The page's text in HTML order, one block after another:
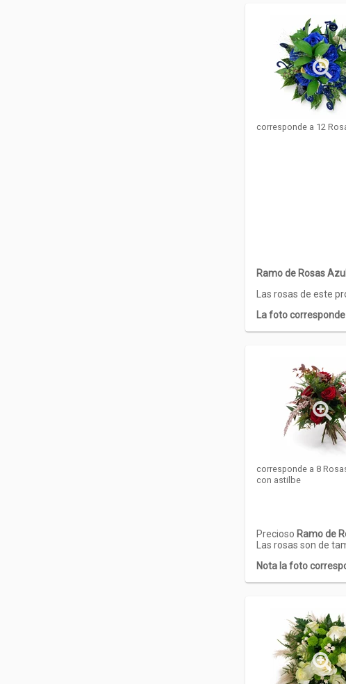
corresponde a 12
Ramo de Rosas
Las rosas de este
La foto
corresponde a 8
con astilbe
Precioso Ramo de
Las rosas son de
Nota la foto